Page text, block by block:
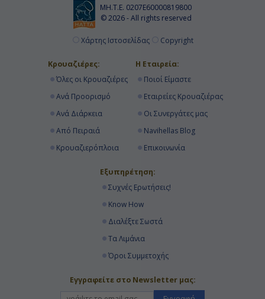
ΜΗ.Τ.Ε. 0207Ε60000819800
© 2026 - All rights reserved
Χάρτης Ιστοσελίδας Copyright
Κρουαζιέρες:
Όλες οι Κρουαζιέρες
Ανά Προορισμό
Ανά Διάρκεια
Από Πειραιά
Κρουαζιερόπλοια
Η Εταιρεία:
Ποιοί Είμαστε
Εταιρείες Κρουαζιέρας
Οι Συνεργάτες μας
Navihellas Blog
Επικοινωνία
Εξυπηρέτηση:
Συχνές Ερωτήσεις!
Know How
Διαλέξτε Σωστά
Τα Λιμάνια
Όροι Συμμετοχής
Εγγραφείτε στο Newsletter μας: